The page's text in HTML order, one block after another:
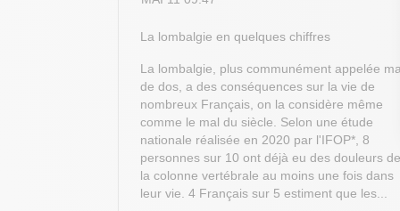
La lombalgie en quelques chiffres
La lombalgie, plus communément appelée
de dos, a des conséquences sur la vie de
nombreux Français, on la considère même
comme le mal du siècle. Selon une étude
nationale réalisée en 2020 par l'IFOP*, 8
personnes sur 10 ont déjà eu des douleurs de
la colonne vertébrale au moins une fois dans
leur vie. 4 Français sur 5 estiment que les...